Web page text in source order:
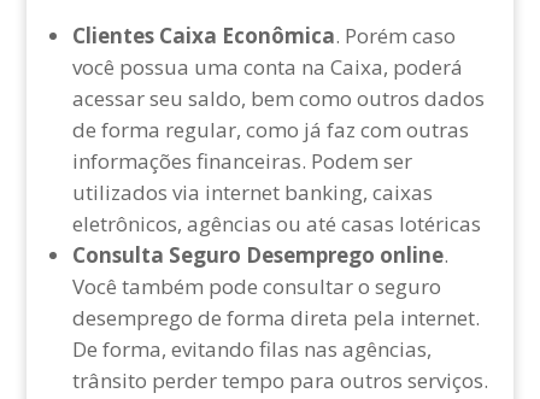
Clientes Caixa Econômica. Porém caso
você possua uma conta na Caixa, poderá
acessar seu saldo, bem como outros dados
de forma regular, como já faz com outras
informações financeiras. Podem ser
utilizados via internet banking, caixas
eletrônicos, agências ou até casas lotéricas
Consulta Seguro Desemprego online.
Você também pode consultar o seguro
desemprego de forma direta pela internet.
De forma, evitando filas nas agências,
trânsito perder tempo para outros serviços.